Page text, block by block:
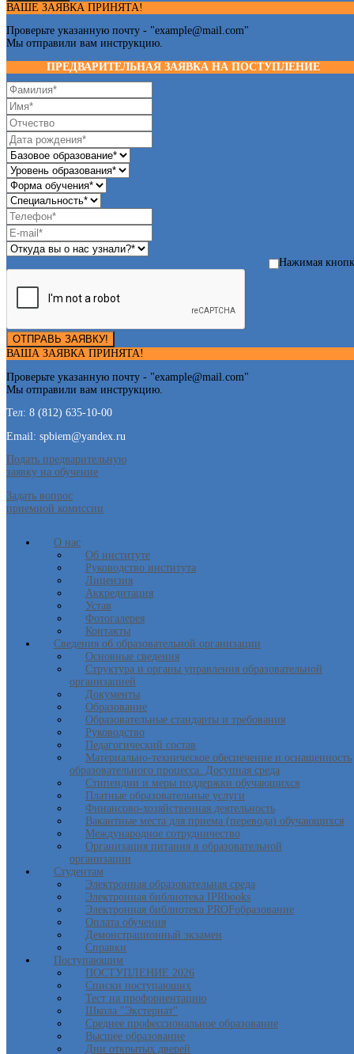
ВАШЕ ЗАЯВКА ПРИНЯТА!
Проверьте указанную почту - "example@mail.com"
Мы отправили вам инструкцию.
ПРЕДВАРИТЕЛЬНАЯ ЗАЯВКА НА ПОСТУПЛЕНИЕ
Нажимая
ОТПРАВЬ ЗАЯВКУ!
ВАША ЗАЯВКА ПРИНЯТА!
Проверьте указанную почту - "example@mail.com"
Мы отправили вам инструкцию.
Тел: 8 (812) 635-10-00
Email: spbiem@yandex.ru
Подать предварительную
заявку на обучение
Задать вопрос
приемной комиссии
О нас
Об институте
Руководство института
Лицензия
Аккредитация
Устав
Фотогалерея
Контакты
Сведения об образовательной организации
Основные сведения
Структура и органы управления образовательной
организацией
Документы
Образование
Образовательные стандарты и требования
Руководство
Педагогический состав
Материально-техническое обеспечение и оснащенность
образовательного процесса. Досупная среда
Стипендии и меры поддержки обучающихся
Платные образовательные услуги
Финансово-хозяйственная деятельность
Вакантные места для приема (перевода) обучающихся
Международное сотрудничество
Организация питания в образовательной
организации
Студентам
Электронная образовательная среда
Электронная библиотека IPRbooks
Электронная библиотека PROFобразование
Оплата обучения
Демонстрационный экзамен
Справки
Поступающим
ПОСТУПЛЕНИЕ 2026
Списки поступающих
Тест на профориентацию
Школа "Экстернат"
Среднее профессиональное образование
Высшее образование
Дни открытых дверей